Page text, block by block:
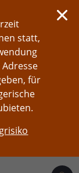
statt,
für